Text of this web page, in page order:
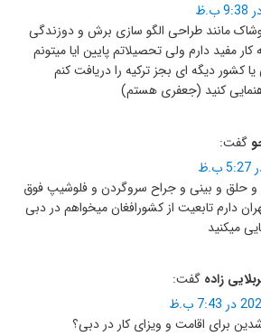
مانند طراحی الگو سازی برش و دوزندگی
سابقه کار مفید دارم ولی تحصیلاتم پایین ایا میتونم
کشور دیگه ای بجز ترکیه را دریافت کنم
کنید (جعفری هستم)
گفت:
و بینی و جراح سروگردن و فلوشیپ فوق
دارم تابعیت از کشورافغان میخواهم در دبی
میکنید
زاده گفت:
برای اقامت و ویزای کار در دبی؟